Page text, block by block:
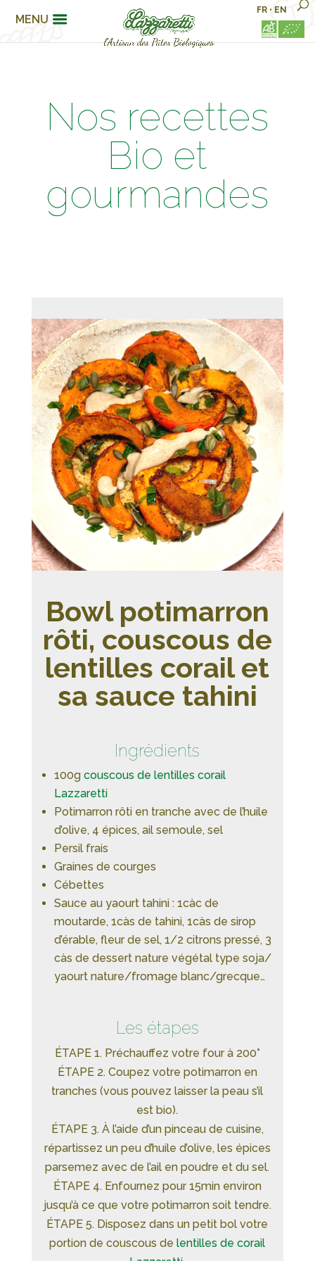
MENU
FR • EN
Nos recettes
Bio et
gourmandes
Bowl potimarron
rôti, couscous de
lentilles corail et
sa sauce tahini
Ingrédients
100g couscous de lentilles corail
Lazzaretti
Potimarron rôti en tranche avec de l’huile
d’olive, 4 épices, ail semoule, sel
Persil frais
Graines de courges
Cébettes
Sauce au yaourt tahini : 1càc de
moutarde, 1càs de tahini, 1càs de sirop
d’érable, fleur de sel, 1/2 citrons pressé, 3
càs de dessert nature végétal type soja/
yaourt nature/fromage blanc/grecque…
Les étapes
ÉTAPE 1. Préchauffez votre four à 200°
ÉTAPE 2. Coupez votre potimarron en
tranches (vous pouvez laisser la peau s’il
est bio).
ÉTAPE 3. À l’aide d’un pinceau de cuisine,
répartissez un peu d’huile d’olive, les épices
parsemez avec de l’ail en poudre et du sel.
ÉTAPE 4. Enfournez pour 15min environ
jusqu’à ce que votre potimarron soit tendre.
ÉTAPE 5. Disposez dans un petit bol votre
portion de couscous delentilles de corail